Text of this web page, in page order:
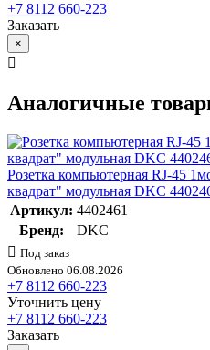
+7 8112 660-223
Заказать
×
Аналогичные
Розетка компьютерная RJ-45
квадрат" модульная DKC
Артикул: 4402461
Бренд:
DKC
Под заказ
Обновлено 06.08.2026
+7 8112 660-223
Уточнить цену
+7 8112 660-223
Заказать